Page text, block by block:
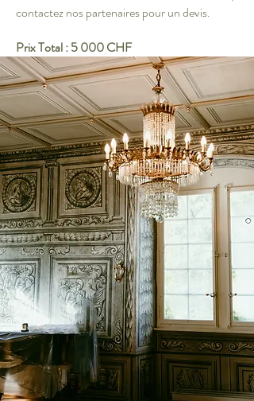
contactez nos partenaires pour un devis.
Prix Total : 5 000 CHF